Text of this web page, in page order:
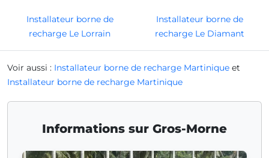
Installateur borne de
recharge Le Lorrain
Installateur borne de
recharge Le Diamant
Voir aussi : Installateur borne de recharge Martinique et
Installateur borne de recharge Martinique
Informations sur Gros-Morne